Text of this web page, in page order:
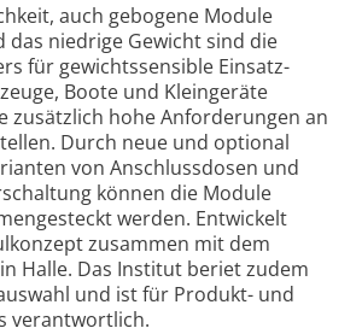
auch gebogene Module
das niedrige Gewicht sind die
für gewichts­sensible Einsatz­
Boote und Klein­geräte
zusätzlich hohe Anfor­derungen an
Durch neue und optional
von Anschluss­dosen und
können die Module
werden. Entwickelt
zusammen mit dem
Halle. Das Institut beriet zudem
und ist für Produkt- und
verant­wortlich.